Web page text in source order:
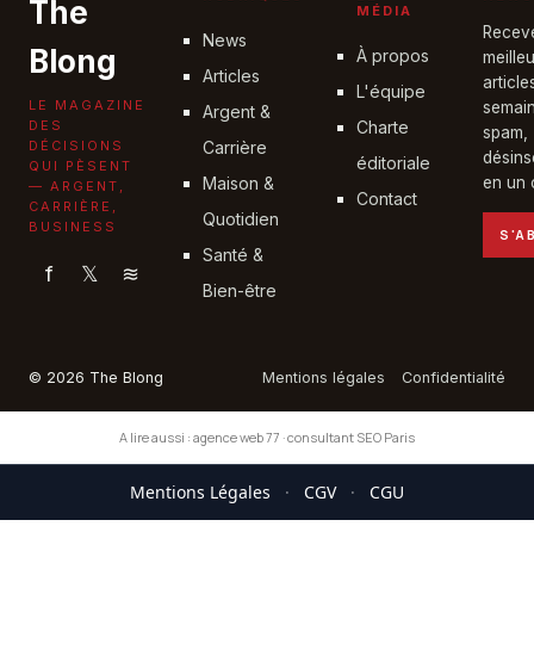
The
Blong
LE MAGAZINE
DES
DÉCISIONS
QUI PÈSENT
— ARGENT,
CARRIÈRE,
BUSINESS
f 𝕏 ≋
News
Articles
Argent &
Carrière
Maison &
Quotidien
Santé &
Bien-être
MÉDIA
À propos
L'équipe
Charte
éditoriale
Contact
spam,
en un
© 2026 The Blong Mentions légales Confidentialité
A lire aussi : agence web 77 ·consultant SEO Paris
Mentions Légales · CGV · CGU